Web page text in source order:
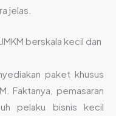
jelas.
berskala kecil dan
paket khusus
Faktanya, pemasaran
pelaku bisnis kecil